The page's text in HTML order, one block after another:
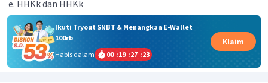
HHKk dan HHKk
Ikuti Tryout SNBT & Menangkan E-Wallet
100rb
Habis dalam
00 :19 :27 :23
Klaim